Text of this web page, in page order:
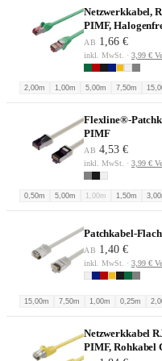
Netzwerkkabel,
PIMF,
AB 1,66 €
inkl. MwSt. · 3,99 €
2,00m 1,00m 5,00m 7,50m
Flexline®-
PIMF
AB 4,53 €
inkl. MwSt. · 3,99 €
0,50m 5,00m 1,00m 1,50m
Patchkabel-
AB 1,40 €
inkl. MwSt. · 3,99 €
15,00m 7,50m 1,00m 0,25m
Netzwerkkabel
PIMF, Rohkabel